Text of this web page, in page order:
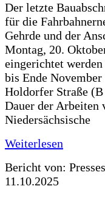
Der letzte
für die
Gehrde und der
Montag, 20.
eingerichtet
bis Ende
Holdorfer Straße
Dauer der Arbeiten
Niedersächsische
Weiterlesen
Bericht von:
11.10.2025